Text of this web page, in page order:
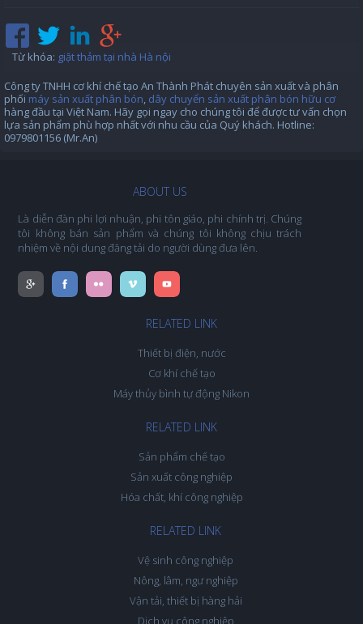
Từ khóa: giặt thảm tại nhà Hà nội
Công ty TNHH cơ khí chế tạo An Thành Phát chuyên sản xuất và phân
phối máy sản xuất phân bón, dây chuyển sản xuất phân bón hữu cơ
hàng đầu tại Việt Nam. Hãy gọi ngay cho chúng tôi để được tư vấn chọn
lựa sản phẩm phù hợp nhất với nhu cầu của Quý khách. Hotline:
0979801156 (Mr.An)
ABOUT US
Là diễn đàn phi lợi nhuận, phi tôn giáo, phi chính trị. Chúng
tôi không bán sản phẩm và chúng tôi không chịu trách
nhiệm về nội dung đăng tải do người dùng đưa lên.
RELATED LINK
Thiết bị điện, nước
Cơ khí chế tạo
Máy thủy bình tự động Nikon
RELATED LINK
Sản phẩm chế tạo
Sản xuất công nghiệp
Hóa chất, khí công nghiệp
RELATED LINK
Vệ sinh công nghiệp
Nông, lâm, ngư nghiệp
Vận tải, thiết bị hàng hải
Dịch vụ công nghiệp